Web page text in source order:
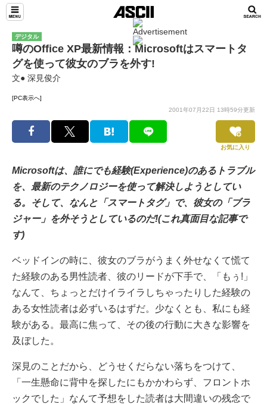
デジタル
噂のOffice XP最新情報：Microsoftはスマートタ
グを使って彼女のブラを外す!
文● 深見俊介
[PC表示へ]
2001年07月22日 13時59分更新
お気に入り
Microsoftは、誰にでも経験(Experience)のあるトラブル
を、最新のテクノロジーを使って解決しようとしてい
る。そして、なんと「スマートタグ」で、彼女の「ブラ
ジャー」を外そうとしているのだ!(これ真面目な記事で
す)
ベッドインの時に、彼女のブラがうまく外せなくて慌て
た経験のある男性読者、彼のリードが下手で、「もぅ!」
なんて、ちょっとだけイライラしちゃったりした経験の
ある女性読者は必ずいるはずだ。少なくとも、私にも経
験がある。最高に焦って、その後の行動に大きな影響を
及ぼした。
深見のことだから、どうせくだらない落ちをつけて、
「一生懸命に背中を探したにもかかわらず、フロントホ
ックでした」なんて予想をした読者は大間違いの残念で